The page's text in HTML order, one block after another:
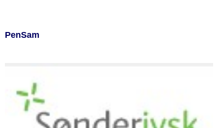
PenSam